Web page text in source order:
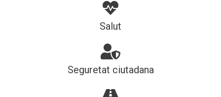
Salut
Seguretat ciutadana